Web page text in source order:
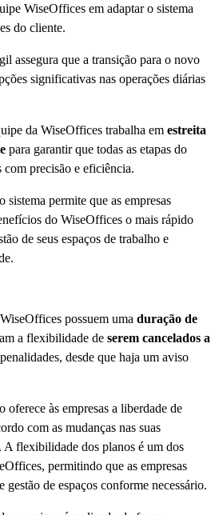
WiseOffices em adaptar o sistema
do cliente.
assegura que a transição para o novo
significativas nas operações diárias
da WiseOffices trabalha em estreita
para garantir que todas as etapas do
com precisão e eficiência.
sistema permite que as empresas
do WiseOffices o mais rápido
de seus espaços de trabalho e
possuem uma duração de
a flexibilidade de serem cancelados a
desde que haja um aviso
oferece às empresas a liberdade de
com as mudanças nas suas
A flexibilidade dos planos é um dos
permitindo que as empresas
gestão de espaços conforme necessário.